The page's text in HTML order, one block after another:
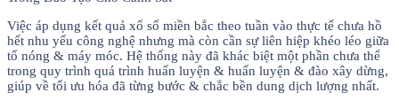
Việc áp dụng kết quả xổ số miền bắc theo tuần vào thực tế chưa hồ
hết nhu yếu công nghệ nhưng mà còn cần sự liên hiệp khéo léo giữa
tổ nóng & máy móc. Hệ thống này đã khác biệt một phần chưa thể
trong quy trình quá trình huấn luyện & huấn luyện & đào xây dừng,
giúp về tối ưu hóa đã từng bước & chắc bền dung dịch lượng nhất.